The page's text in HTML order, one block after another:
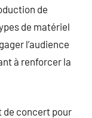
de
de matériel
l’audience
à renforcer la
concert pour